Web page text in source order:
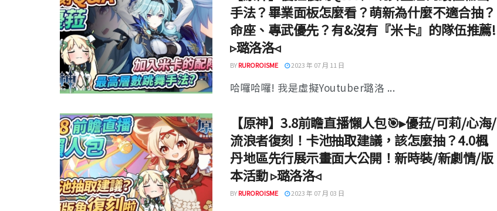
手法？畢業面板怎麼看？萌新為什麼不適合抽？
命座、專武優先？有&沒有『米卡』的隊伍推薦!
▹璐洛洛◃
BYRUROROISME 2023 年 07 月 11 日
哈囉哈囉! 我是虛擬Youtuber璐洛 ...
【原神】3.8前瞻直播懶人包🎯▸優菈/可莉/心海/
流浪者復刻！卡池抽取建議，該怎麼抽？4.0楓
丹地區先行展示畫面大公開！新時裝/新劇情/版
本活動 ▹璐洛洛◃
BYRUROROISME 2023 年 07 月 03 日